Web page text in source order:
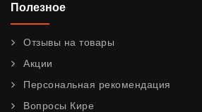
Полезное
Отзывы на товары
Акции
Персональная рекомендация
Вопросы Кире